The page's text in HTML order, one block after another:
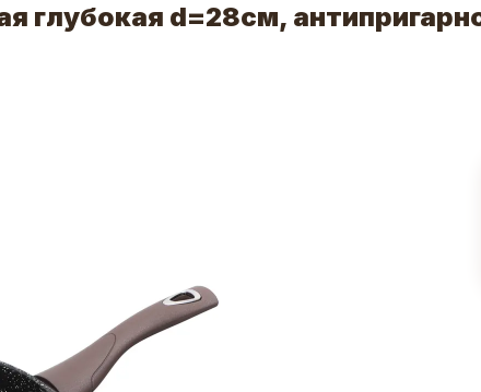
глубокая d=28см,